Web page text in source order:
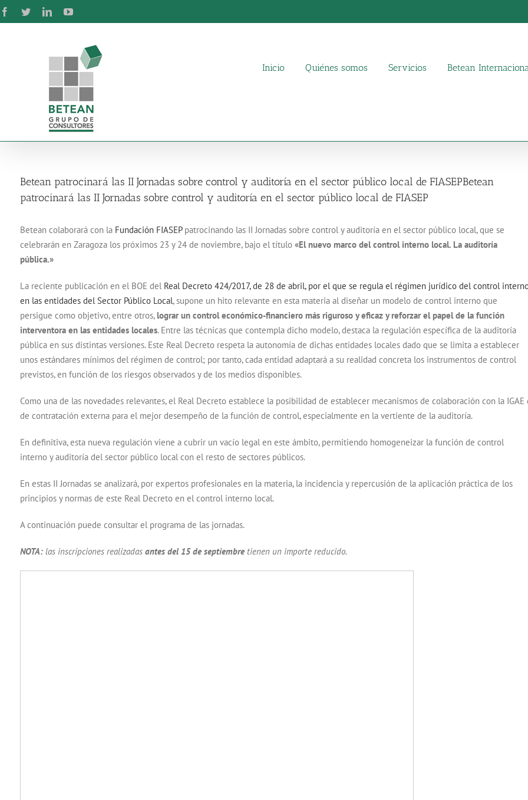
Skip
to
Facebook
TwitterLinkedInYouTube
Inicio Quiénes somos Servicios Betean
Betean patrocinará las II Jornadas sobre control y auditoría en el sector público local de FIASEPBetean
patrocinará las II Jornadas sobre control y auditoría en el sector público local de FIASEP
Betean colaborará con la Fundación FIASEPpatrocinando las II Jornadas sobre control y auditoría en el sector público local, que se
celebrarán en Zaragoza los próximos 23 y 24 de noviembre, bajo el título «El nuevo marco del control interno local. La auditoría
pública.»
La reciente publicación en el BOE del Real Decreto 424/2017, de 28 de abril, por el que se regula el régimen jurídico del control
en las entidades del Sector Público Local, supone un hito relevante en esta materia al diseñar un modelo de control interno que
persigue como objetivo, entre otros, lograr un control económico-financiero más riguroso y eficaz y reforzar el papel de la función
interventora en las entidades locales. Entre las técnicas que contempla dicho modelo, destaca la regulación específica de la auditoría
pública en sus distintas versiones. Este Real Decreto respeta la autonomía de dichas entidades locales dado que se limita a establecer
unos estándares mínimos del régimen de control; por tanto, cada entidad adaptará a su realidad concreta los instrumentos de control
previstos, en función de los riesgos observados y de los medios disponibles.
Como una de las novedades relevantes, el Real Decreto establece la posibilidad de establecer mecanismos de colaboración con la IGAE
de contratación externa para el mejor desempeño de la función de control, especialmente en la vertiente de la auditoría.
En definitiva, esta nueva regulación viene a cubrir un vacío legal en este ámbito, permitiendo homogeneizar la función de control
interno y auditoría del sector público local con el resto de sectores públicos.
En estas II Jornadas se analizará, por expertos profesionales en la materia, la incidencia y repercusión de la aplicación práctica de los
principios y normas de este Real Decreto en el control interno local.
A continuación puede consultar el programa de las jornadas.
NOTA: las inscripciones realizadas antes del 15 de septiembretienen un importe reducido.